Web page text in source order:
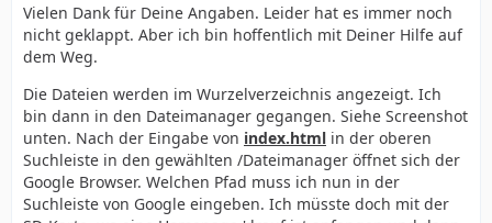
Vielen Dank für Deine Angaben. Leider hat es immer noch
nicht geklappt. Aber ich bin hoffentlich mit Deiner Hilfe auf
dem Weg.
Die Dateien werden im Wurzelverzeichnis angezeigt. Ich
bin dann in den Dateimanager gegangen. Siehe Screenshot
unten. Nach der Eingabe von index.html in der oberen
Suchleiste in den gewählten /Dateimanager öffnet sich der
Google Browser. Welchen Pfad muss ich nun in der
Suchleiste von Google eingeben. Ich müsste doch mit der